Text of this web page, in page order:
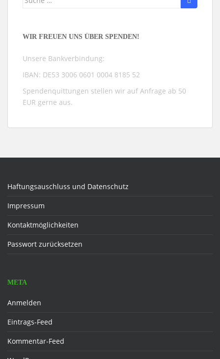
WIR FREUEN UNS ÜBER SPENDEN!
Unsere Bankverbindung:
IBAN: DE53 3006 0601 0004 8185 52
Spendenquittungen stellen wir auf Anfrage ab 50
EUR gerne aus.
Haftungsauschluss und Datenschutz
Impressum
Kontaktmöglichkeiten
Passwort zurücksetzen
META
Anmelden
Eintrags-Feed
Kommentar-Feed